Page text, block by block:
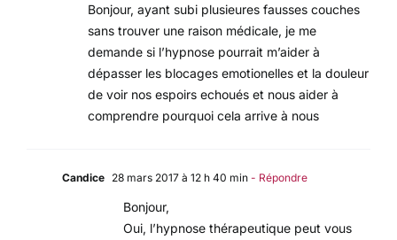
Bonjour, ayant subi plusieures fausses couches
sans trouver une raison médicale, je me
demande si l’hypnose pourrait m’aider à
dépasser les blocages emotionelles et la douleur
de voir nos espoirs echoués et nous aider à
comprendre pourquoi cela arrive à nous
Candice 28 mars 2017 à 12 h 40 min - Répondre
Bonjour,
Oui, l’hypnose thérapeutique peut vous